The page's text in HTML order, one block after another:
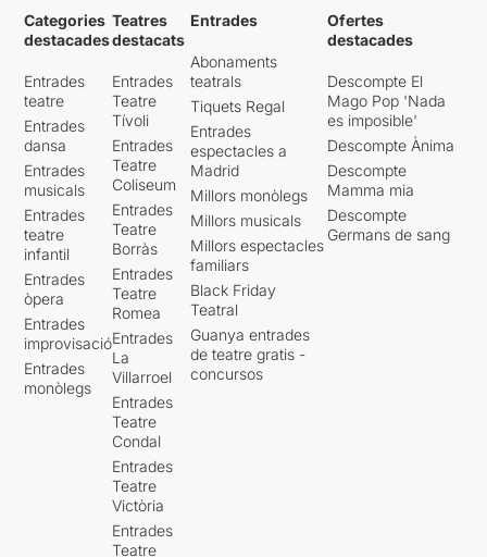
Categories
destacades
Entrades
teatre
Entrades
dansa
Entrades
musicals
Entrades
teatre
infantil
Entrades
òpera
Entrades
improvisació
Entrades
monòlegs
Teatres
destacats
Entrades
Teatre
Tívoli
Entrades
Teatre
Coliseum
Entrades
Teatre
Borràs
Entrades
Teatre
Romea
Entrades
La
Villarroel
Entrades
Teatre
Condal
Entrades
Teatre
Victòria
Entrades
Teatre
Entrades
Abonaments
teatrals
Tiquets Regal
Entrades
espectacles a
Madrid
Millors monòlegs
Millors musicals
Millors espectacles
familiars
Black Friday
Teatral
Guanya entrades
de teatre gratis -
concursos
Ofertes
destacades
Descompte El
Mago Pop 'Nada
es imposible'
Descompte Ànima
Descompte
Mamma mia
Descompte
Germans de sang